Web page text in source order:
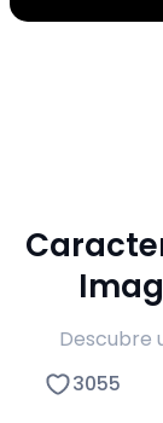
Descubre
sensorial
3055